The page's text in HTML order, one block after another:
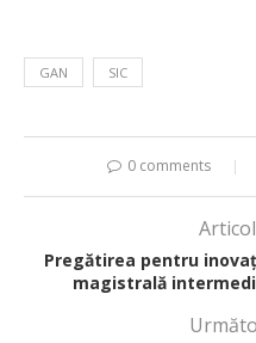
GAN SIC
0 comments
Pregătirea pentru
magistrală